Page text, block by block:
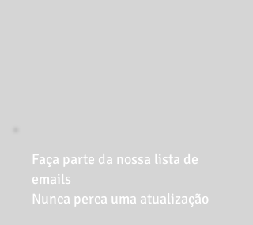
Faça parte da nossa lista de
emails
Nunca perca uma atualização